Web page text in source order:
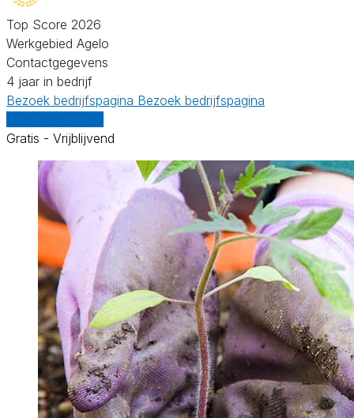
Top Score 2026
Werkgebied Agelo
Contactgegevens
4 jaar in bedrijf
Bezoek bedrijfspagina Bezoek bedrijfspagina
Gratis - Vrijblijvend